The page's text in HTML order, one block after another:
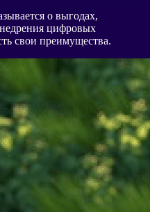
о выгодах,
цифровых
свои преимущества.